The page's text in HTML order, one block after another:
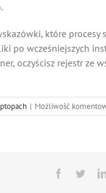
które procesy
po wcześniejszych
oczyścisz rejestr ze
| Możliwość
Facebook